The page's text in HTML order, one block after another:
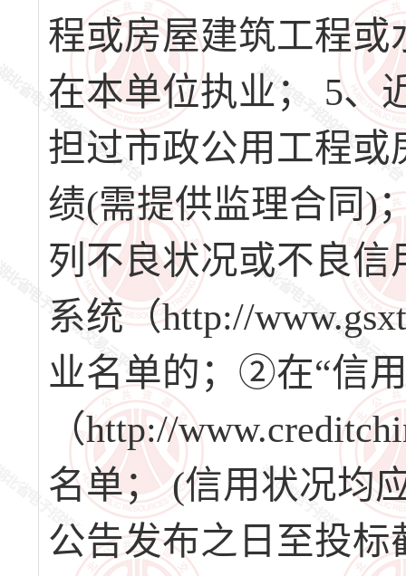
程或房屋建筑工程
在本单位执业； 5、
担过市政公用工程
绩(需提供监理合同)
列不良状况或不良
系统（http://
业名单的；②在“信
（http://
名单； (信用状况均
公告发布之日至投标